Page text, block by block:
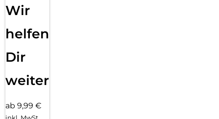
Wir
helfen
Dir
weiter
ab 9,99 €